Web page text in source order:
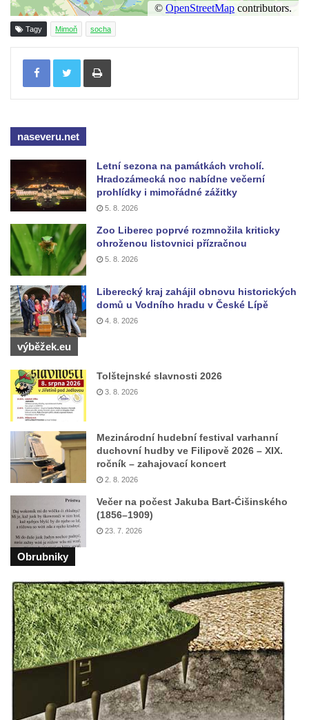
Socha svatého Zachariáše na nádvoří
kláštera dominikánů v Českých
Budějovicích
Socha svatého Josefa na nádvoří kláštera
dominikánů v Českých Budějovicích
Socha svatého Dominika na nádvoří
kláštera dominikánů v Českých
Budějovicích
Sousoší Kalvárie před klášterem
Českých Budějovicích
Socha svatého Václava u pramene v
Semilech
Pamětní deska Tomáše Garrigue Masaryka
na radnici v Českých Budějovicích
Pamětní deska na biskupské rezidenci v
Českých Budějovicích
Pamětní deska Josefa Hloucha na
biskupské rezidenci v Českých
Budějovicích
Socha žáby u rybníčku na Náměstí v
Kamenném Újezdě
Pamětní kámen družebních obcí Kamenný
Újezd a Krauchthal v parku na Náměstí v
Kamenném Újezdě
Socha na náměstí J. V. Kamarýta ve
Velešíně
Velešíně
Pamětní deska arcibiskupa Micara ve
vstupu do poutního místa Římov
Plastika Koule v Gutenbergově ulici v
Liberci
Pamětní deska Vojtěcha Kocmicha na
domě čp. 37 v ulici Betlém v Římově
Tagy Mimoň socha
Tisknout
naseveru.net
Letní sezona na památkách vrcholí.
Hradozámecká noc nabídne večerní
prohlídky i mimořádné zážitky
5. 8. 2026
Zoo Liberec poprvé rozmnožila kriticky
ohroženou listovnici přízračnou
5. 8. 2026
Liberecký kraj zahájil obnovu historických
domů u Vodního hradu v České Lípě
4. 8. 2026
výběžek.eu
Tolštejnské slavnosti 2026
3. 8. 2026
Mezinárodní hudební festival varhanní
duchovní hudby ve Filipově 2026 – XIX.
ročník – zahajovací koncert
2. 8. 2026
Večer na počest Jakuba Bart-Ćišinského
(1856–1909)
23. 7. 2026
Obrubniky